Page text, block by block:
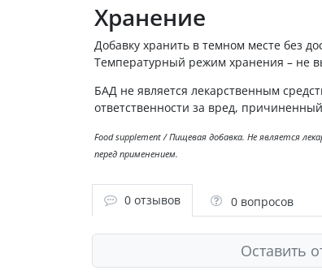
Хранение
Добавку хранить в темном месте без
Температурный режим хранения – не
БАД не является лекарственным
ответственности за вред,
Food supplement / Пищевая добавка. Не является
перед применением.
0 отзывов 0 вопросов
Оставить